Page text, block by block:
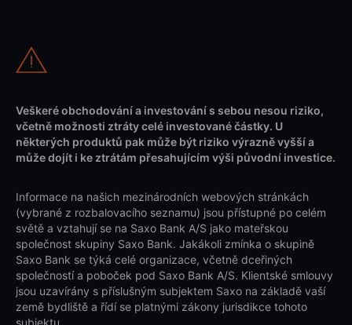
Veškeré obchodování a investování s sebou nesou riziko,
včetně možnosti ztráty celé investované částky. U
některých produktů pak může být riziko výrazně vyšší a
může dojít i ke ztrátám přesahujícím výši původní investice.
Informace na našich mezinárodních webových stránkách
(vybrané z rozbalovacího seznamu) jsou přístupné po celém
světě a vztahují se na Saxo Bank A/S jako mateřskou
společnost skupiny Saxo Bank. Jakákoli zmínka o skupině
Saxo Bank se týká celé organizace, včetně dceřiných
společností a poboček pod Saxo Bank A/S. Klientské smlouvy
jsou uzavírány s příslušným subjektem Saxo na základě vaší
země bydliště a řídí se platnými zákony jurisdikce tohoto